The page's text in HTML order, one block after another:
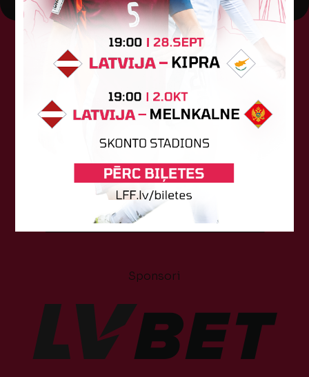
Tehniskais sponsors
Sponsori